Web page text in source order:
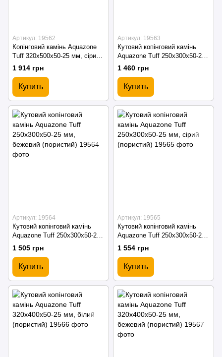
Артикул: 19562
Копінговий камінь Aquazone
Tuff 320x500x50-25 мм, сірий
(пористий)
1 914 грн
Купить
Артикул: 19563
Кутовий копінговий камінь
Aquazone Tuff 250x300x50-25
мм, білий (пористий)
1 460 грн
Купить
Артикул: 19564
Кутовий копінговий камінь
Aquazone Tuff 250x300x50-25
мм, бежевий (пористий)
1 505 грн
Купить
Артикул: 19565
Кутовий копінговий камінь
Aquazone Tuff 250x300x50-25
мм, сірий (пористий)
1 554 грн
Купить